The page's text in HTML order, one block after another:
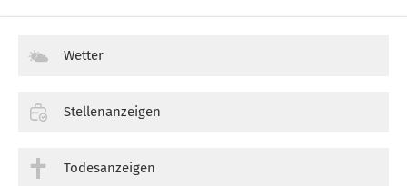
Wetter
Stellenanzeigen
Todesanzeigen